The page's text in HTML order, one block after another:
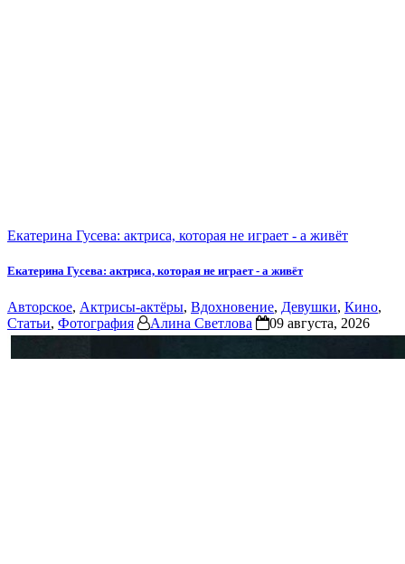
Екатерина Гусева: актриса, которая не играет - а живёт
Екатерина Гусева: актриса, которая не играет - а живёт
Авторское, Актрисы-актёры, Вдохновение, Девушки, Кино,
Статьи, Фотография Алина Светлова 09 августа, 2026